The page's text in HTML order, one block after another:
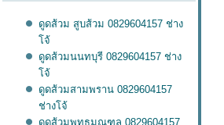
ดูดส้วม สูบส้วม 0829604157 ช่าง
จ้
ดูดส้วมนนทบุรี 0829604157 ช่าง
จ้
ดูดส้วมสามพราน 0829604157
ช่างโจ้
ดูดส้วมพุทธมณฑล 0829604157